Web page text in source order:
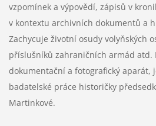
vzpomínek a výpovědí, zápisů v
v kontextu archivních dokumentů a
Zachycuje životní osudy volyňských
příslušníků zahraničních armád atd.
dokumentační a fotografický aparát,
badatelské práce historičky
Martinkové.